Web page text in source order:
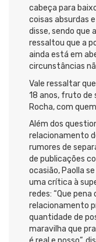
cabeça para
coisas absurdas
disse, sendo que
ressaltou que a
ainda está em
circunstâncias
Vale ressaltar
18 anos, fruto de
Rocha, com
Além dos
relacionamento
rumores de
de publicações
ocasião, Paolla
uma crítica à
redes: “Que
relacionamento
quantidade de
maravilha que